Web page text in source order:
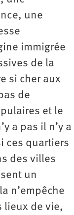
une
immigrée
de la
si cher aux
de
et le
a pas il n’y a
ces quartiers
des villes
un
n’empêche
lieux de vie,